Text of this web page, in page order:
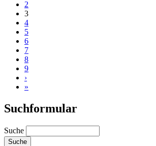
2
3
4
5
6
7
8
9
›
»
Suchformular
Suche